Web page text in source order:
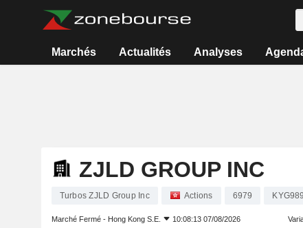
Marchés Actualités Analyses
ZJLD GROUP INC
Turbos ZJLD Group Inc Actions 6979
Marché Fermé - Hong Kong S.E. 10:08:13 07/08/2026